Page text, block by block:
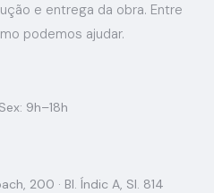
e entrega da obra. Entre
podemos ajudar.
9h–18h
200 · Bl. Índic A, Sl. 814